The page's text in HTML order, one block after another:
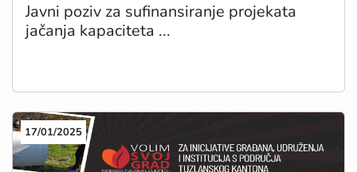
Javni poziv za sufinansiranje projekata
jačanja kapaciteta ...
17/01/2025